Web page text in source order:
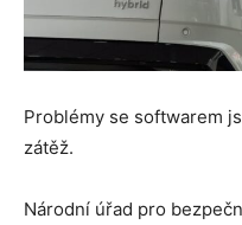
Problémy se softwarem
zátěž.
Národní úřad pro